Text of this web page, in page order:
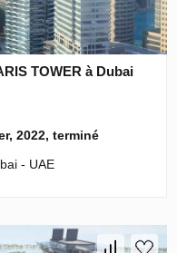
TOWER à Dubai
2022, terminé
- UAE